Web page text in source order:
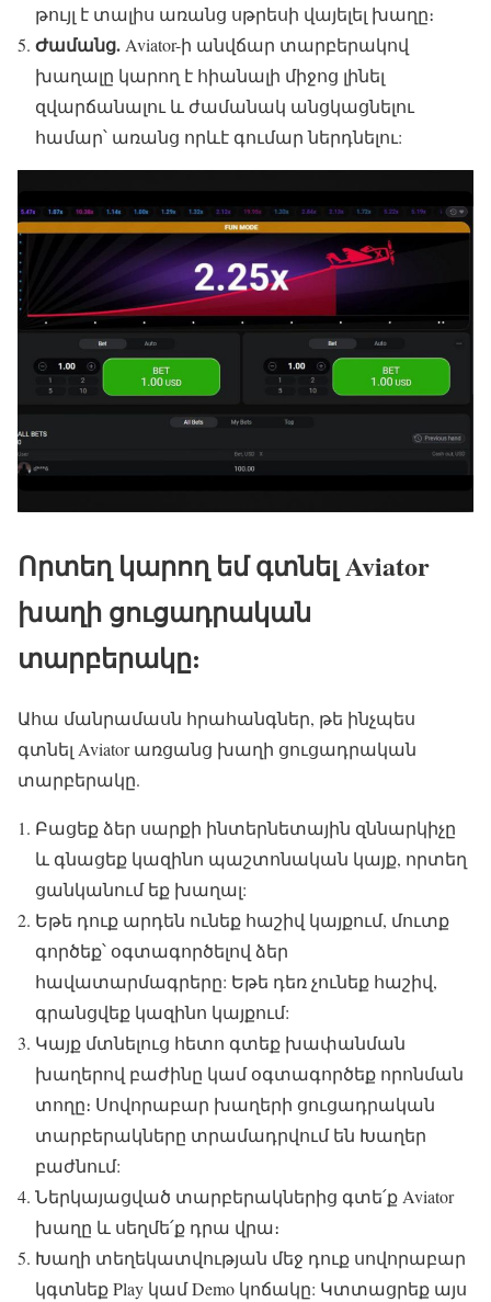
թույլ է տալիս առանց սթրեսի վայելել խաղը։
Ժամանց. Aviator-ի անվճար տարբերակով
խաղալը կարող է հիանալի միջոց լինել
զվարճանալու և ժամանակ անցկացնելու
համար՝ առանց որևէ գումար ներդնելու:
Որտեղ կարող եմ գտնել Aviator
խաղի ցուցադրական
տարբերակը:
Ահա մանրամասն հրահանգներ, թե ինչպես
գտնել Aviator առցանց խաղի ցուցադրական
տարբերակը.
Բացեք ձեր սարքի ինտերնետային զննարկիչը
և գնացեք կազինո պաշտոնական կայք, որտեղ
ցանկանում եք խաղալ:
Եթե դուք արդեն ունեք հաշիվ կայքում, մուտք
գործեք՝ օգտագործելով ձեր
հավատարմագրերը: Եթե դեռ չունեք հաշիվ,
գրանցվեք կազինո կայքում:
Կայք մտնելուց հետո գտեք խափանման
խաղերով բաժինը կամ օգտագործեք որոնման
տողը։ Սովորաբար խաղերի ցուցադրական
տարբերակները տրամադրվում են Խաղեր
բաժնում:
Ներկայացված տարբերակներից գտե՛ք Aviator
խաղը և սեղմե՛ք դրա վրա։
Խաղի տեղեկատվության մեջ դուք սովորաբար
կգտնեք Play կամ Demo կոճակը: Կտտացրեք այս